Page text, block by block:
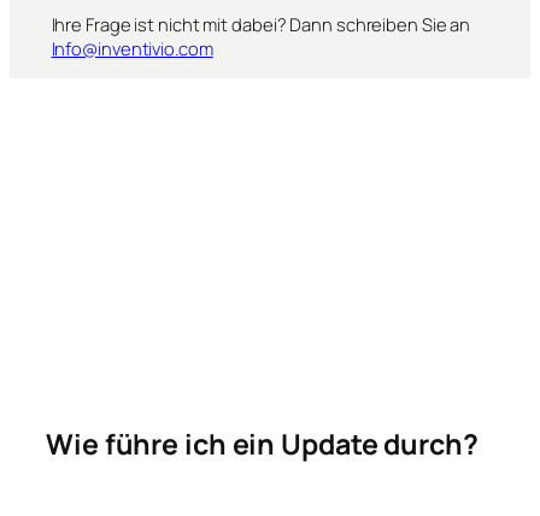
Ihre Frage ist nicht mit dabei? Dann schreiben Sie an
Info@inventivio.com
Wie führe ich ein Update durch?